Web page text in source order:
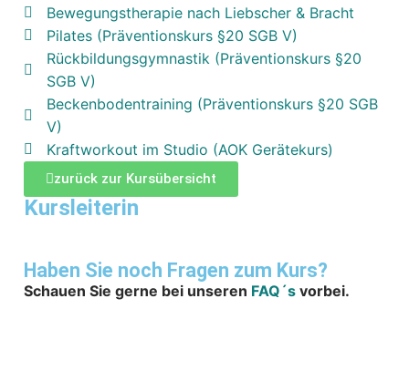
Bewegungstherapie nach Liebscher & Bracht
Pilates (Präventionskurs §20 SGB V)
Rückbildungsgymnastik (Präventionskurs §20
SGB V)
Beckenbodentraining (Präventionskurs §20 SGB
V)
Kraftworkout im Studio (AOK Gerätekurs)
zurück zur Kursübersicht
Kursleiterin
Haben Sie noch Fragen zum Kurs?
Schauen Sie gerne bei unseren FAQ´s vorbei.